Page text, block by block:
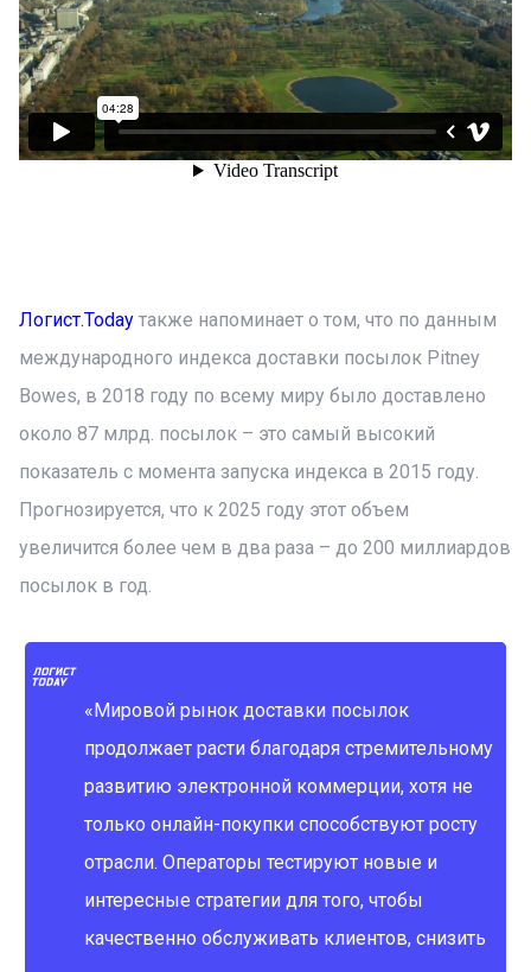
Логист.Today также напоминает о том, что по данным
международного индекса доставки посылок Pitney
Bowes, в 2018 году по всему миру было доставлено
около 87 млрд. посылок – это самый высокий
показатель с момента запуска индекса в 2015 году.
Прогнозируется, что к 2025 году этот объем
увеличится более чем в два раза – до 200 миллиардов
посылок в год.
«Мировой рынок доставки посылок
продолжает расти благодаря стремительному
развитию электронной коммерции, хотя не
только онлайн-покупки способствуют росту
отрасли. Операторы тестируют новые и
интересные стратегии для того, чтобы
качественно обслуживать клиентов, снизить